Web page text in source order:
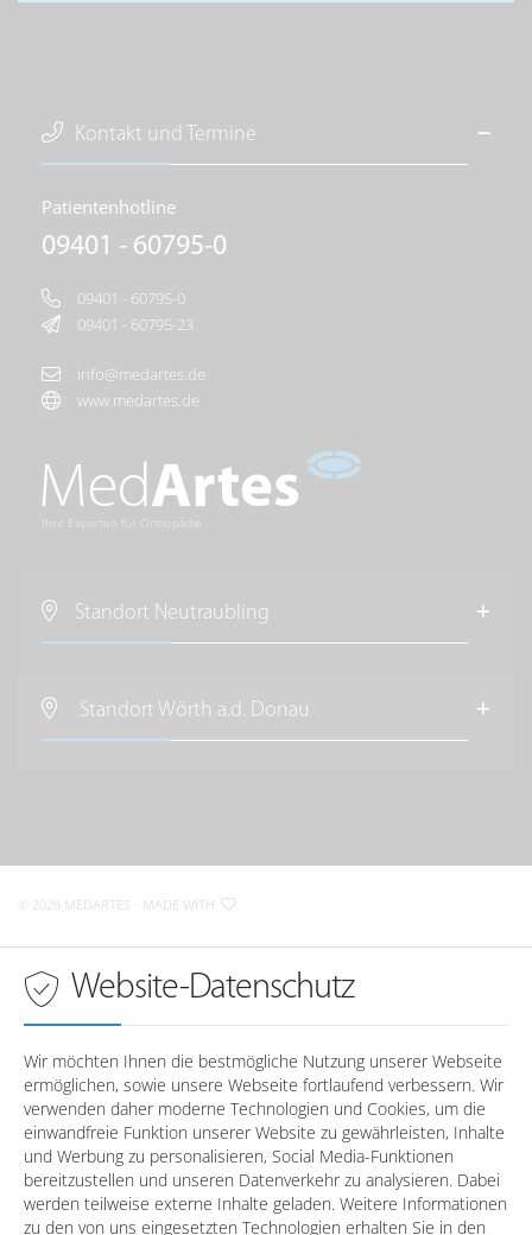
Kontakt und Termine
Patientenhotline
09401 - 60795-0
09401 - 60795-0
09401 - 60795-23
info@medartes.de
www.medartes.de
Ihre Experten für Orthopädie
Standort Neutraubling
im Raum Regensburg
Regensburger Straße 13
Mittwoch
08:00 - 18:00 Uhr
Telefonzeiten inRegensburg
Montag
08:00 - 12:30 / 14:00 - 17:00
Dienstag
08:00 - 12:30
Mittwoch
08:00 - 12:30 / 14:00 - 17:00
Standort Wörth a.d. Donau
D-93086Wörth a.d. Donau
Sprechzeiten inWörth a.d. Donau
Montag
-
Dienstag
-
Mittwoch
-
Donnerstag
-
Freitag
-
Telefonzeiten inWörth a.d. Donau
© 2026 MEDARTES - MADE WITH
Website-Datenschutz
Wir möchten Ihnen die bestmögliche Nutzung unserer Webseite
ermöglichen, sowie unsere Webseite fortlaufend verbessern. Wir
verwenden daher moderne Technologien und Cookies, um die
einwandfreie Funktion unserer Website zu gewährleisten, Inhalte
und Werbung zu personalisieren, Social Media-Funktionen
bereitzustellen und unseren Datenverkehr zu analysieren. Dabei
werden teilweise externe Inhalte geladen. Weitere Informationen
zu den von uns eingesetzten Technologien erhalten Sie in den